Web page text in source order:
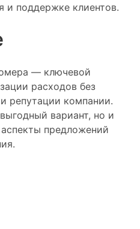
и поддержке клиентов.
— ключевой
расходов без
репутации компании.
вариант, но и
предложений